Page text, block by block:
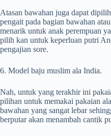
Atasan bawahan juga dapat
pengait pada bagian bawahan
menarik untuk anak perempuan
pilih kan untuk keperluan putri
pengajian sore.
6. Model baju muslim ala India.
Nah, untuk yang terakhir ini
pilihan untuk memakai pakaian
bawahan yang sangat lebar
berputar akan menambah cantik